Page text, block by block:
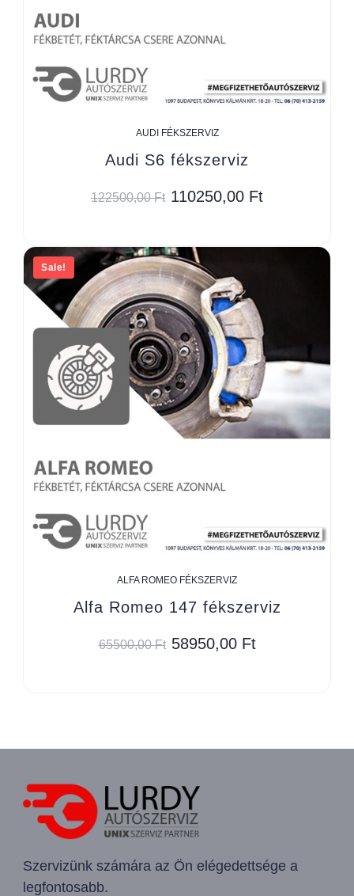
AUDI FÉKSZERVIZ
Audi S6 fékszerviz
122500,00Ft 110250,00 Ft
Sale!
ALFA ROMEO FÉKSZERVIZ
Alfa Romeo 147 fékszerviz
65500,00Ft 58950,00 Ft
Szervizünk számára az Ön elégedettsége a
legfontosabb.